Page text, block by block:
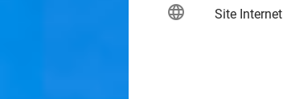
language Site Internet